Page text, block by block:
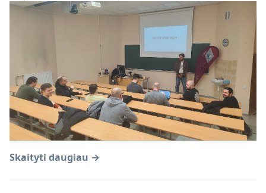
Skaityti daugiau →